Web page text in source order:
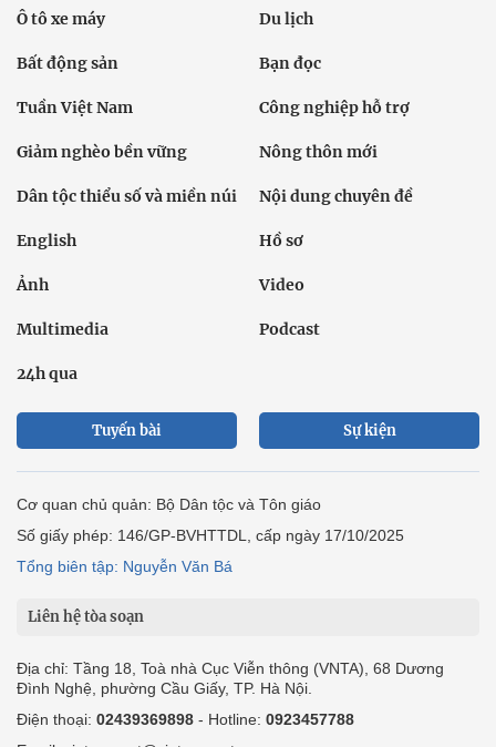
Ô tô xe máy Du lịch
Bất động sản Bạn đọc
Tuần Việt Nam Công nghiệp hỗ trợ
Giảm nghèo bền vững Nông thôn mới
Dân tộc thiểu số và miền núi Nội dung chuyên đề
English Hồ sơ
Ảnh Video
Multimedia Podcast
24h qua
Tuyến bài Sự kiện
Cơ quan chủ quản: Bộ Dân tộc và Tôn giáo
Số giấy phép: 146/GP-BVHTTDL, cấp ngày 17/10/2025
Tổng biên tập: Nguyễn Văn Bá
Liên hệ tòa soạn
Địa chỉ: Tầng 18, Toà nhà Cục Viễn thông (VNTA), 68 Dương
Đình Nghệ, phường Cầu Giấy, TP. Hà Nội.
Điện thoại: 02439369898 - Hotline: 0923457788